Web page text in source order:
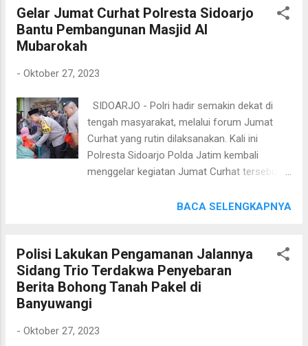
mendata warganya yang memang perlu...
Bawaslu, seperti yang terlihat hari ini Jum'at
pagi (27/10/2023). Patroli rutin ini digelar
2024 berjalan aman dan lancar. "Personel
dilakukan 2 kali dalam sehari yakni pagi dan
malam. Hal ini kami lakukan untuk mencegah
hal-hal yang tidak diinginkan terjadi.
Menjelang pemilu, sejumlah objek vital
penting terus kami amankan," terang
S.H., S.I.K., M.I.K. di Mapolres pagi ini.
Gelar Jumat Curhat Polresta Sidoarjo
Bantu Pembangunan Masjid Al
Mubarokah
- Oktober 27, 2023
SIDOARJO - Polri hadir semakin dekat di
tengah masyarakat, melalui forum Jumat
Curhat yang rutin dilaksanakan. Kali ini
Polresta Sidoarjo Polda Jatim kembali
menggelar kegiatan Jumat Curhat tersebut di
Jumat Curhat kali ini warga Ketajen
Polisi Kusumo Wahyu Bintoro, Wakapolresta
Sidoarjo AKBP Deny Agung Andriana dan
pejabat utama Polresta Sidoarjo bersama
Forkopimka Gedangan tersebut di Masjid Al
seputar kamtibmas, silahkan dapat
BACA SELENGKAPNYA
Polisi Lakukan Pengamanan Jalannya
Sidang Trio Terdakwa Penyebaran
Berita Bohong Tanah Pakel di
Banyuwangi
- Oktober 27, 2023